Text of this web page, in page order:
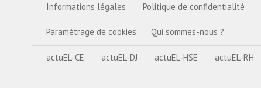
Informations légales Politique de confidentialité
Paramétrage de cookies Qui sommes-nous ?
actuEL-CE actuEL-DJ actuEL-HSE actuEL-RH